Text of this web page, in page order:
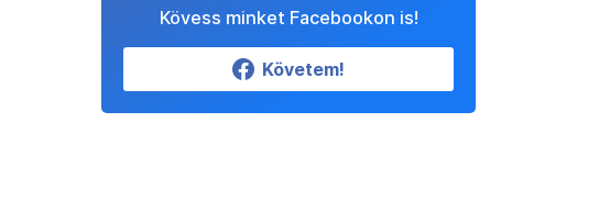
Kövess minket Facebookon is!
Követem!